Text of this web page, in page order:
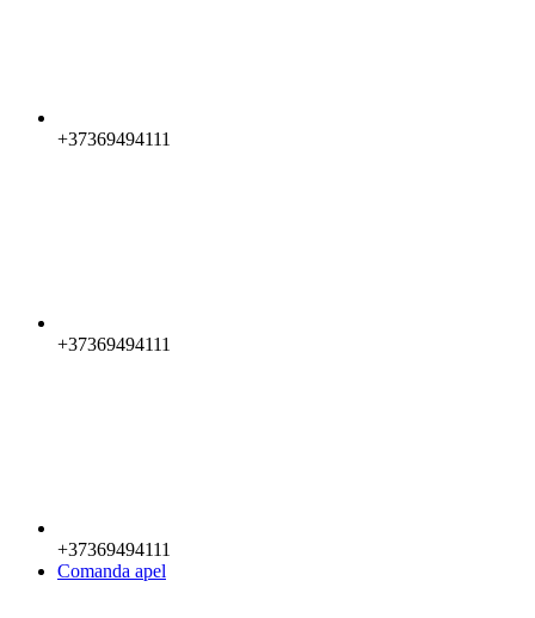
+37369494111
+37369494111
+37369494111
Comanda apel